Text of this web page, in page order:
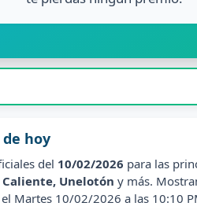
hoy
del 10/02/2026 para las
Caliente, Unelotón y más.
Martes 10/02/2026 a las 10:10